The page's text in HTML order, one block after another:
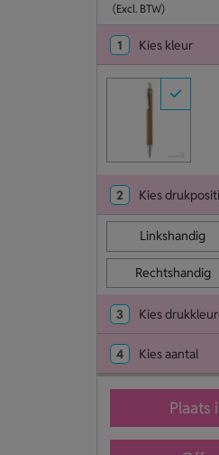
(Excl. BTW)
1 Kies kleur
2 Kies
Linkshandig
Rechtshandig
3 Kies
4 Kies aantal
Plaats